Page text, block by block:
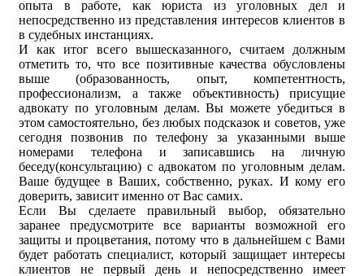
опыта в работе, как юриста из уголовных дел и
непосредственно из представления интересов клиентов в
в судебных инстанциях.
И как итог всего вышесказанного, считаем должным
отметить то, что все позитивные качества обусловлены
выше (образованность, опыт, компетентность,
профессионализм, а также объективность) присущие
адвокату по уголовным делам. Вы можете убедиться в
этом самостоятельно, без любых подсказок и советов, уже
сегодня позвонив по телефону за указанными выше
номерами телефона и записавшись на личную
беседу(консультацию) с адвокатом по уголовным делам.
Ваше будущее в Ваших, собственно, руках. И кому его
доверить, зависит именно от Вас самих.
Если Вы сделаете правильный выбор, обязательно
заранее предусмотрите все варианты возможной его
защиты и процветания, потому что в дальнейшем с Вами
будет работать специалист, который защищает интересы
клиентов не первый день и непосредственно имеет